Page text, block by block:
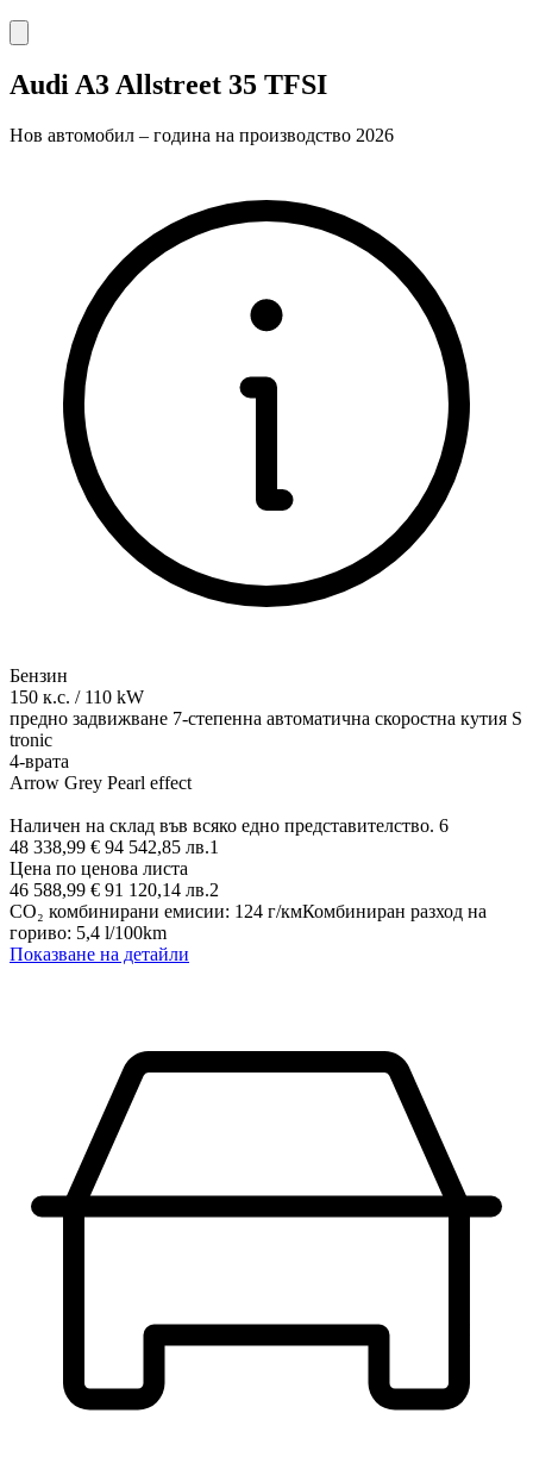
Audi A3 Allstreet 35 TFSI
Нов автомобил – година на производство 2026
Бензин
150 к.с. / 110 kW
предно задвижване 7-степенна автоматична скоростна кутия S
tronic
4-врата
Arrow Grey Pearl effect
Наличен на склад във всяко едно представителство. 6
48 338,99 € 94 542,85 лв.1
Цена по ценова листа
46 588,99 € 91 120,14 лв.2
CO₂ комбинирани емисии: 124 г/кмКомбиниран разход на
гориво: 5,4 l/100km
Показване на детайли